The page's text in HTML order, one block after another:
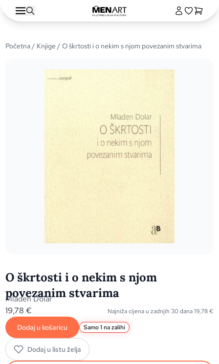
Početna/ Knjige / O škrtosti i o nekim s njom povezanim stvarima
O škrtosti i o nekim s njom
povezanim stvarima
Mladen Dolar
19,78€ Najniža cijena u zadnjih 30 dana19,78€
Dodaj u košaricu Samo 1 na zalihi
Dodaj u listu želja